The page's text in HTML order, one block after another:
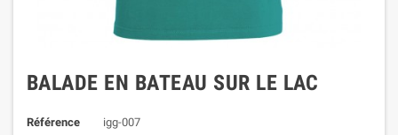
BALADE EN BATEAU SUR LE LAC
Référence igg-007